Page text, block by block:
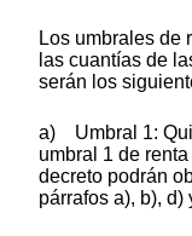
Los umbrales de
las cuantías de
serán los
a) Umbral 1:
umbral 1 de
decreto podrán
párrafos a), b), d)